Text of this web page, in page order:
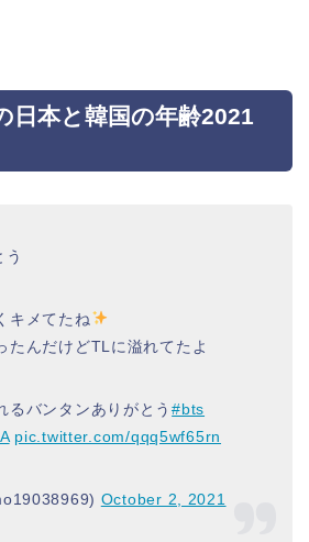
日本と韓国の年齢2021
キメてたね
たんだけどTLに溢れてたよ
るバンタンありがとう#bts
pic.twitter.com/qqq5wf65rn
October 2, 2021